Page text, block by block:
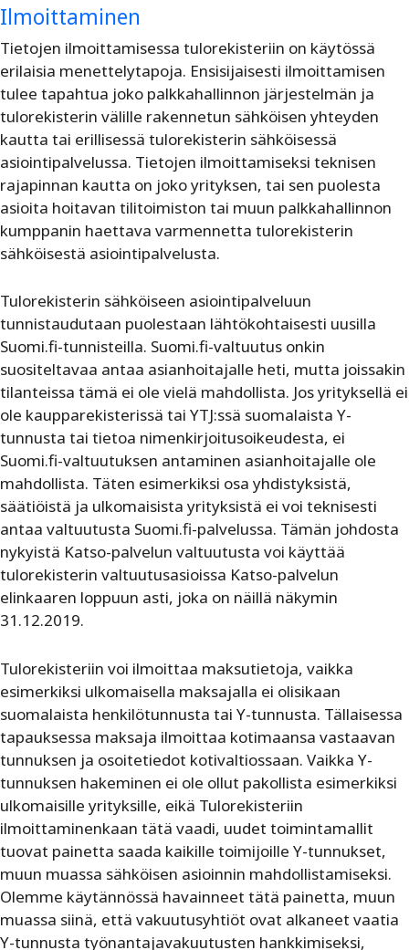
Ilmoittaminen
Tietojen ilmoittamisessa tulorekisteriin on käytössä
erilaisia menettelytapoja. Ensisijaisesti ilmoittamisen
tulee tapahtua joko palkkahallinnon järjestelmän ja
tulorekisterin välille rakennetun sähköisen yhteyden
kautta tai erillisessä tulorekisterin sähköisessä
asiointipalvelussa. Tietojen ilmoittamiseksi teknisen
rajapinnan kautta on joko yrityksen, tai sen puolesta
asioita hoitavan tilitoimiston tai muun palkkahallinnon
kumppanin haettava varmennetta tulorekisterin
sähköisestä asiointipalvelusta.
Tulorekisterin sähköiseen asiointipalveluun
tunnistaudutaan puolestaan lähtökohtaisesti uusilla
Suomi.fi-tunnisteilla. Suomi.fi-valtuutus onkin
suositeltavaa antaa asianhoitajalle heti, mutta joissakin
tilanteissa tämä ei ole vielä mahdollista. Jos yrityksellä ei
ole kaupparekisterissä tai YTJ:ssä suomalaista Y-
tunnusta tai tietoa nimenkirjoitusoikeudesta, ei
Suomi.fi-valtuutuksen antaminen asianhoitajalle ole
mahdollista. Täten esimerkiksi osa yhdistyksistä,
säätiöistä ja ulkomaisista yrityksistä ei voi teknisesti
antaa valtuutusta Suomi.fi-palvelussa. Tämän johdosta
nykyistä Katso-palvelun valtuutusta voi käyttää
tulorekisterin valtuutusasioissa Katso-palvelun
elinkaaren loppuun asti, joka on näillä näkymin
31.12.2019.
Tulorekisteriin voi ilmoittaa maksutietoja, vaikka
esimerkiksi ulkomaisella maksajalla ei olisikaan
suomalaista henkilötunnusta tai Y-tunnusta. Tällaisessa
tapauksessa maksaja ilmoittaa kotimaansa vastaavan
tunnuksen ja osoitetiedot kotivaltiossaan. Vaikka Y-
tunnuksen hakeminen ei ole ollut pakollista esimerkiksi
ulkomaisille yrityksille, eikä Tulorekisteriin
ilmoittaminenkaan tätä vaadi, uudet toimintamallit
tuovat painetta saada kaikille toimijoille Y-tunnukset,
muun muassa sähköisen asioinnin mahdollistamiseksi.
Olemme käytännössä havainneet tätä painetta, muun
muassa siinä, että vakuutusyhtiöt ovat alkaneet vaatia
Y-tunnusta työnantajavakuutusten hankkimiseksi,